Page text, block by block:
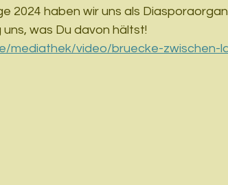
2024 haben wir uns als
was Du davon hältst!
mediathek/video/bruecke-zwischen-